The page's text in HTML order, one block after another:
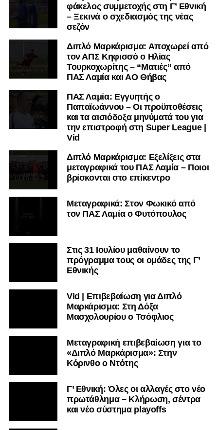
φάκελος συμμετοχής στη Γ’ Εθνική
– Ξεκινά ο σχεδιασμός της νέας
σεζόν
Διπλό Μαρκάρισμα: Αποχωρεί από
τον ΑΠΣ Κηφισσό ο Ηλίας
Τουρκοχωρίτης – “Ματιές” από
ΠΑΣ Λαμία και ΑΟ Θήβας
ΠΑΣ Λαμία: Εγγυητής ο
Παπαϊωάννου – Οι προϋποθέσεις
και τα αισιόδοξα μηνύματά του για
την επιστροφή στη Super League |
Vid
Διπλό Μαρκάρισμα: Εξελίξεις στα
μεταγραφικά του ΠΑΣ Λαμία – Ποιοι
βρίσκονται στο επίκεντρο
Μεταγραφικά: Στον Φωκικό από
τον ΠΑΣ Λαμία ο Φυτόπουλος
Στις 31 Ιουλίου μαθαίνουν το
πρόγραμμα τους οι ομάδες της Γ’
Εθνικής
Vid | Επιβεβαίωση για Διπλό
Μαρκάρισμα: Στη Δόξα
Μασχολουρίου ο Τσόφλιος
Μεταγραφική επιβεβαίωση για το
«Διπλό Μαρκάρισμα»: Στην
Κόρινθο ο Ντότης
Γ’ Εθνική: Όλες οι αλλαγές στο νέο
πρωτάθλημα – Κλήρωση, σέντρα
και νέο σύστημα playoffs